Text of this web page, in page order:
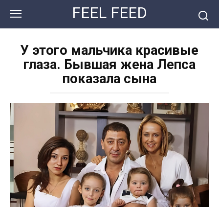
контенту
FEEL FEED
У этого мальчика красивые
глаза. Бывшая жена Лепса
показала сына